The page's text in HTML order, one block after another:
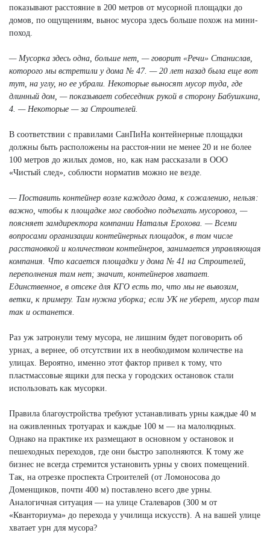
показывают расстояние в 200 метров от мусорной площадки до
домов, по ощущениям, вынос мусора здесь больше похож на мини-
поход.
— Мусорка здесь одна, больше нет, — говорит «Речи» Станислав,
которого мы встретили у дома № 47. — 20 лет назад была еще вот
тут, на углу, но ее убрали. Некоторые выносят мусор туда, где
длинный дом, — показывает собеседник рукой в сторону Бабушкина,
4. — Некоторые — за Строителей.
В соответствии с правилами СанПиНа контейнерные площадки
должны быть расположены на расстоя-нии не менее 20 и не более
100 метров до жилых домов, но, как нам рассказали в ООО
«Чистый след», соблюсти норматив можно не везде.
— Поставить контейнер возле каждого дома, к сожалению, нельзя:
важно, чтобы к площадке мог свободно подъехать мусоровоз, —
поясняет замдиректора компании Наталья Ерохова. — Всеми
вопросами организации контейнерных площадок, в том числе
расстановкой и количеством контейнеров, занимается управляющая
компания. Что касается площадки у дома № 41 на Строителей,
переполнения там нет; значит, контейнеров хватает.
Единственное, в отсеке для КГО есть то, что мы не вывозим,
ветки, к примеру. Там нужна уборка; если УК не уберет, мусор там
так и останется.
Раз уж затронули тему мусора, не лишним будет поговорить об
урнах, а вернее, об отсутствии их в необходимом количестве на
улицах. Вероятно, именно этот фактор привел к тому, что
пластмассовые ящики для песка у городских остановок стали
использовать как мусорки.
Правила благоустройства требуют устанавливать урны каждые 40 м
на оживленных тротуарах и каждые 100 м — на малолюдных.
Однако на практике их размещают в основном у остановок и
пешеходных переходов, где они быстро заполняются. К тому же
бизнес не всегда стремится установить урны у своих помещений.
Так, на отрезке проспекта Строителей (от Ломоносова до
Доменщиков, почти 400 м) поставлено всего две урны.
Аналогичная ситуация — на улице Сталеваров (300 м от
«Кванториума» до перехода у училища искусств). А на вашей улице
хватает урн для мусора?